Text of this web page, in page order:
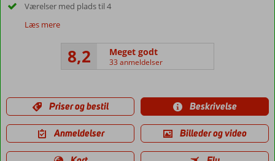
Værelser med plads til 4
Læs mere
8,2 Meget godt
33 anmeldelser
Priser og bestil Beskrivelse
Anmeldelser Billeder og video